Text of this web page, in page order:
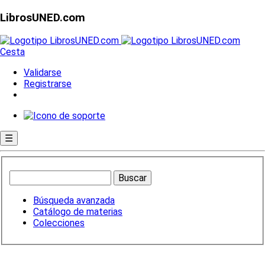
LibrosUNED.com
Cesta
Validarse
Registrarse
☰
Búsqueda avanzada
Catálogo de materias
Colecciones